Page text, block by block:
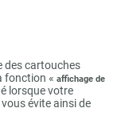
des cartouches
fonction « affichage de
lorsque votre
évite ainsi de